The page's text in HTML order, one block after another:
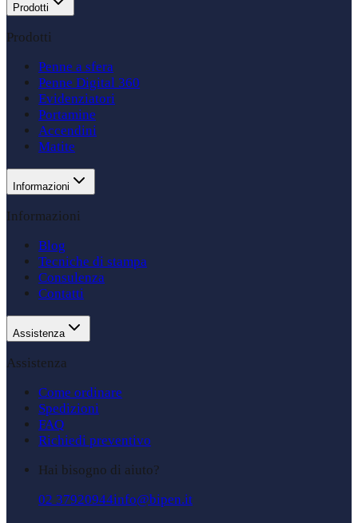
Prodotti
Prodotti
Penne a sfera
Penne Digital 360
Evidenziatori
Portamine
Accendini
Matite
Informazioni
Informazioni
Blog
Tecniche di stampa
Consulenza
Contatti
Assistenza
Assistenza
Come ordinare
Spedizioni
FAQ
Richiedi preventivo
Hai bisogno di aiuto?
02 37920944info@bipen.it